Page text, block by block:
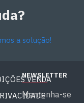
a solução!
VENDA
NEWSLETTER
Mantenha-se